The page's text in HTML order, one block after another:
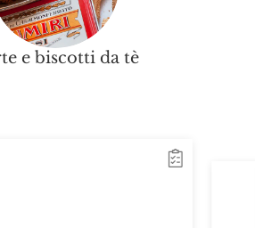
e biscotti da tè